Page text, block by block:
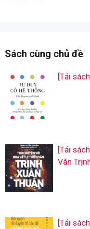
Sách cùng chủ đề
[Tải
[Tải
Văn
[Tải